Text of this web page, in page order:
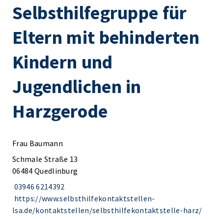
Selbsthilfegruppe für
Eltern mit behinderten
Kindern und
Jugendlichen in
Harzgerode
Frau Baumann
Schmale Straße 13
06484 Quedlinburg
03946 6214392
https://www.selbsthilfekontaktstellen-
lsa.de/kontaktstellen/selbsthilfekontaktstelle-harz/